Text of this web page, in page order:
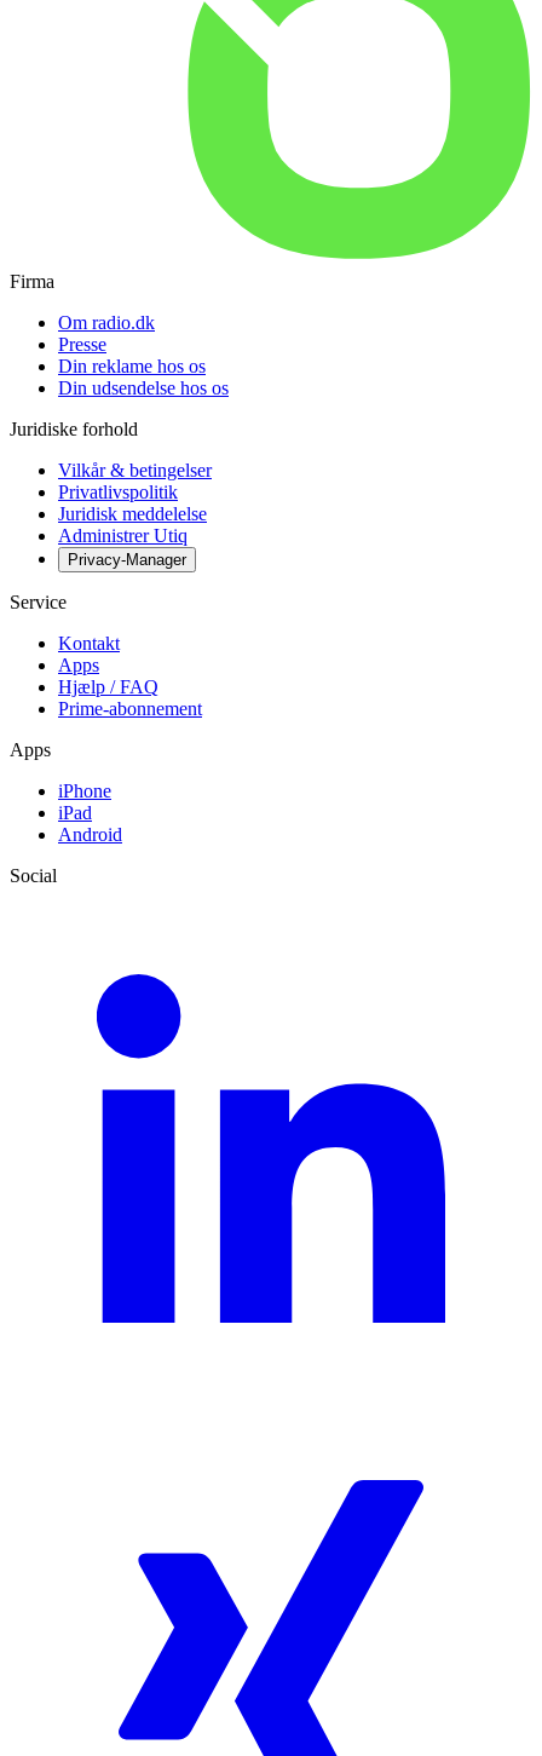
Firma
Om radio.dk
Presse
Din reklame hos os
Din udsendelse hos os
Juridiske forhold
Vilkår & betingelser
Privatlivspolitik
Juridisk meddelelse
Administrer Utiq
Privacy-Manager
Service
Kontakt
Apps
Hjælp / FAQ
Prime-abonnement
Apps
iPhone
iPad
Android
Social